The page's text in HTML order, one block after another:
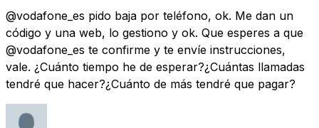
@vodafone_es pido baja por teléfono, ok. Me dan un
código y una web, lo gestiono y ok. Que esperes a que
@vodafone_es te confirme y te envíe instrucciones,
vale. ¿Cuánto tiempo he de esperar?¿Cuántas llamadas
tendré que hacer?¿Cuánto de más tendré que pagar?